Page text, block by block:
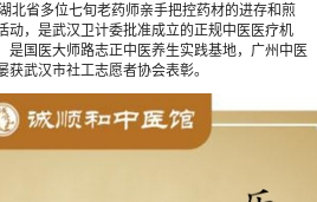
北省多位七旬老药师亲手把控药材的进存和煎
动，是武汉卫计委批准成立的正规中医医疗机
是国医大师路志正中医养生实践基地，广州中医
武汉市社工志愿者协会表彰。